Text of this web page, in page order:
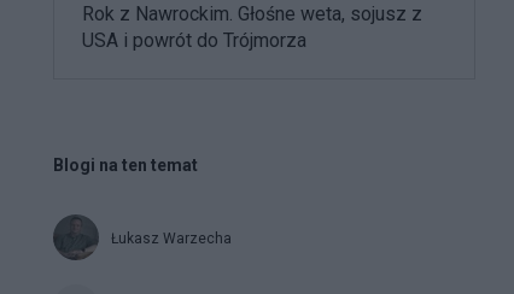
Rok z Nawrockim. Głośne weta, sojusz z
USA i powrót do Trójmorza
Blogi na ten temat
Łukasz Warzecha